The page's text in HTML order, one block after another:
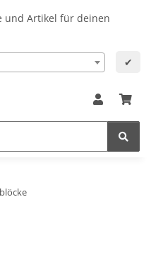
und Artikel für deinen
✔